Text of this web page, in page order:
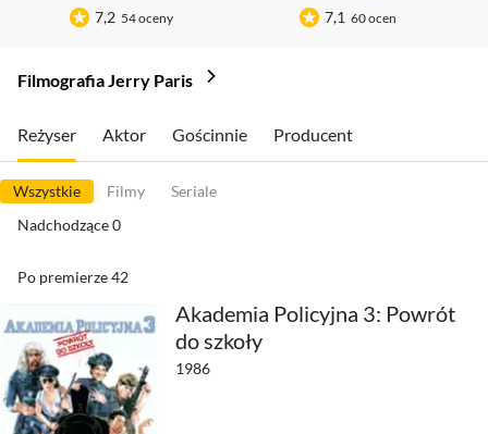
7,2 54 oceny
7,1 60 ocen
Filmografia Jerry Paris
Reżyser Aktor Gościnnie Producent
Wszystkie Filmy
Seriale
Nadchodzące0
Po premierze42
Akademia Policyjna 3: Powrót
do szkoły
1986